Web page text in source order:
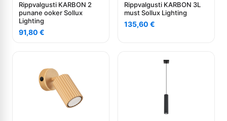
Rippvalgusti KARBON 2
punane ooker Sollux
Lighting
91,80 €
Rippvalgusti KARBON 3L
must Sollux Lighting
135,60 €